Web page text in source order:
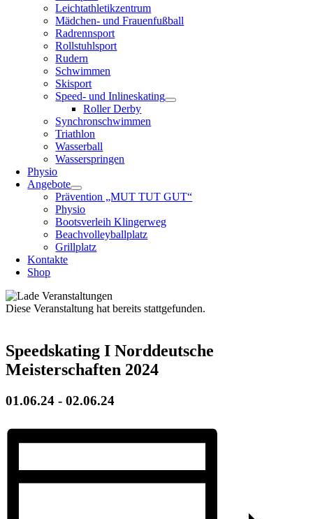
Leichtathletikzentrum
Mädchen- und Frauenfußball
Radrennsport
Rollstuhlsport
Rudern
Schwimmen
Skisport
Speed- und Inlineskating
Roller Derby
Synchronschwimmen
Triathlon
Wasserball
Wasserspringen
Physio
Angebote
Prävention „MUT TUT GUT“
Physio
Bootsverleih Klingerweg
Beachvolleyballplatz
Grillplatz
Kontakte
Shop
Diese Veranstaltung hat bereits stattgefunden.
Speedskating I Norddeutsche
Meisterschaften 2024
01.06.24 - 02.06.24